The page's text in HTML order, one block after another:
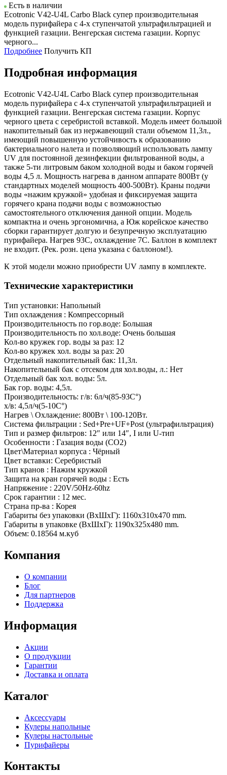
Есть в наличии
Ecotronic V42-U4L Carbo Black супер производительная
модель пурифайера с 4-х ступенчатой ультрафильтрацией и
функцией газации. Венгерская система газации. Корпус
черного...
Подробнее Получить КП
Подробная информация
Ecotronic V42-U4L Carbo Black супер производительная
модель пурифайера с 4-х ступенчатой ультрафильтрацией и
функцией газации. Венгерская система газации. Корпус
черного цвета с серебристой вставкой. Модель имеет большой
накопительный бак из нержавеющий стали объемом 11,3л.,
имеющий повышенную устойчивость к образованию
бактериального налета и позволяющий использовать лампу
UV для постоянной дезинфекции фильтрованной воды, а
также 5-ти литровым баком холодной воды и баком горячей
воды 4,5 л. Мощность нагрева в данном аппарате 800Вт (у
стандартных моделей мощность 400-500Вт). Краны подачи
воды «нажим кружкой» удобная и фиксируемая защита
горячего крана подачи воды c возможностью
самостоятельного отключения данной опции. Модель
компактна и очень эргономична, а Юж корейское качество
сборки гарантирует долгую и безупречную эксплуатацию
пурифайера. Нагрев 93С, охлаждение 7С. Баллон в комплект
не входит. (Рек. розн. цена указана с баллоном!).
К этой модели можно приобрести UV лампу в комплекте.
Технические характеристики
Тип установки: Напольный
Тип охлаждения : Компрессорный
Производительность по гор.воде: Большая
Производительность по хол.воде: Очень большая
Кол-во кружек гор. воды за раз: 12
Кол-во кружек хол. воды за раз: 20
Отдельный накопительный бак: 11,3л.
Накопительный бак с отсеком для хол.воды, л.: Нет
Отдельный бак хол. воды: 5л.
Бак гор. воды: 4,5л.
Производительность: г/в: 6л/ч(85-93C°)
х/в: 4,5л/ч(5-10C°)
Нагрев \ Охлаждение: 800Вт \ 100-120Вт.
Система фильтрации : Sed+Pre+UF+Post (ультрафильтрация)
Тип и размер фильтров: 12″ или 14″, I или U-тип
Особенности : Газация воды (CO2)
Цвет\Материал корпуса : Чёрный
Цвет вставки: Серебристый
Тип кранов : Нажим кружкой
Защита на кран горячей воды : Есть
Напряжение : 220V/50Hz-60hz
Срок гарантии : 12 мес.
Страна пр-ва : Корея
Габариты без упаковки (ВxШxГ): 1160x310x470 mm.
Габариты в упаковке (ВxШxГ): 1190x325x480 mm.
Объем: 0.18564 м.куб
Компания
О компании
Блог
Для партнеров
Поддержка
Информация
Акции
О продукции
Гарантии
Доставка и оплата
Каталог
Аксессуары
Кулеры напольные
Кулеры настольные
Пурифайеры
Контакты